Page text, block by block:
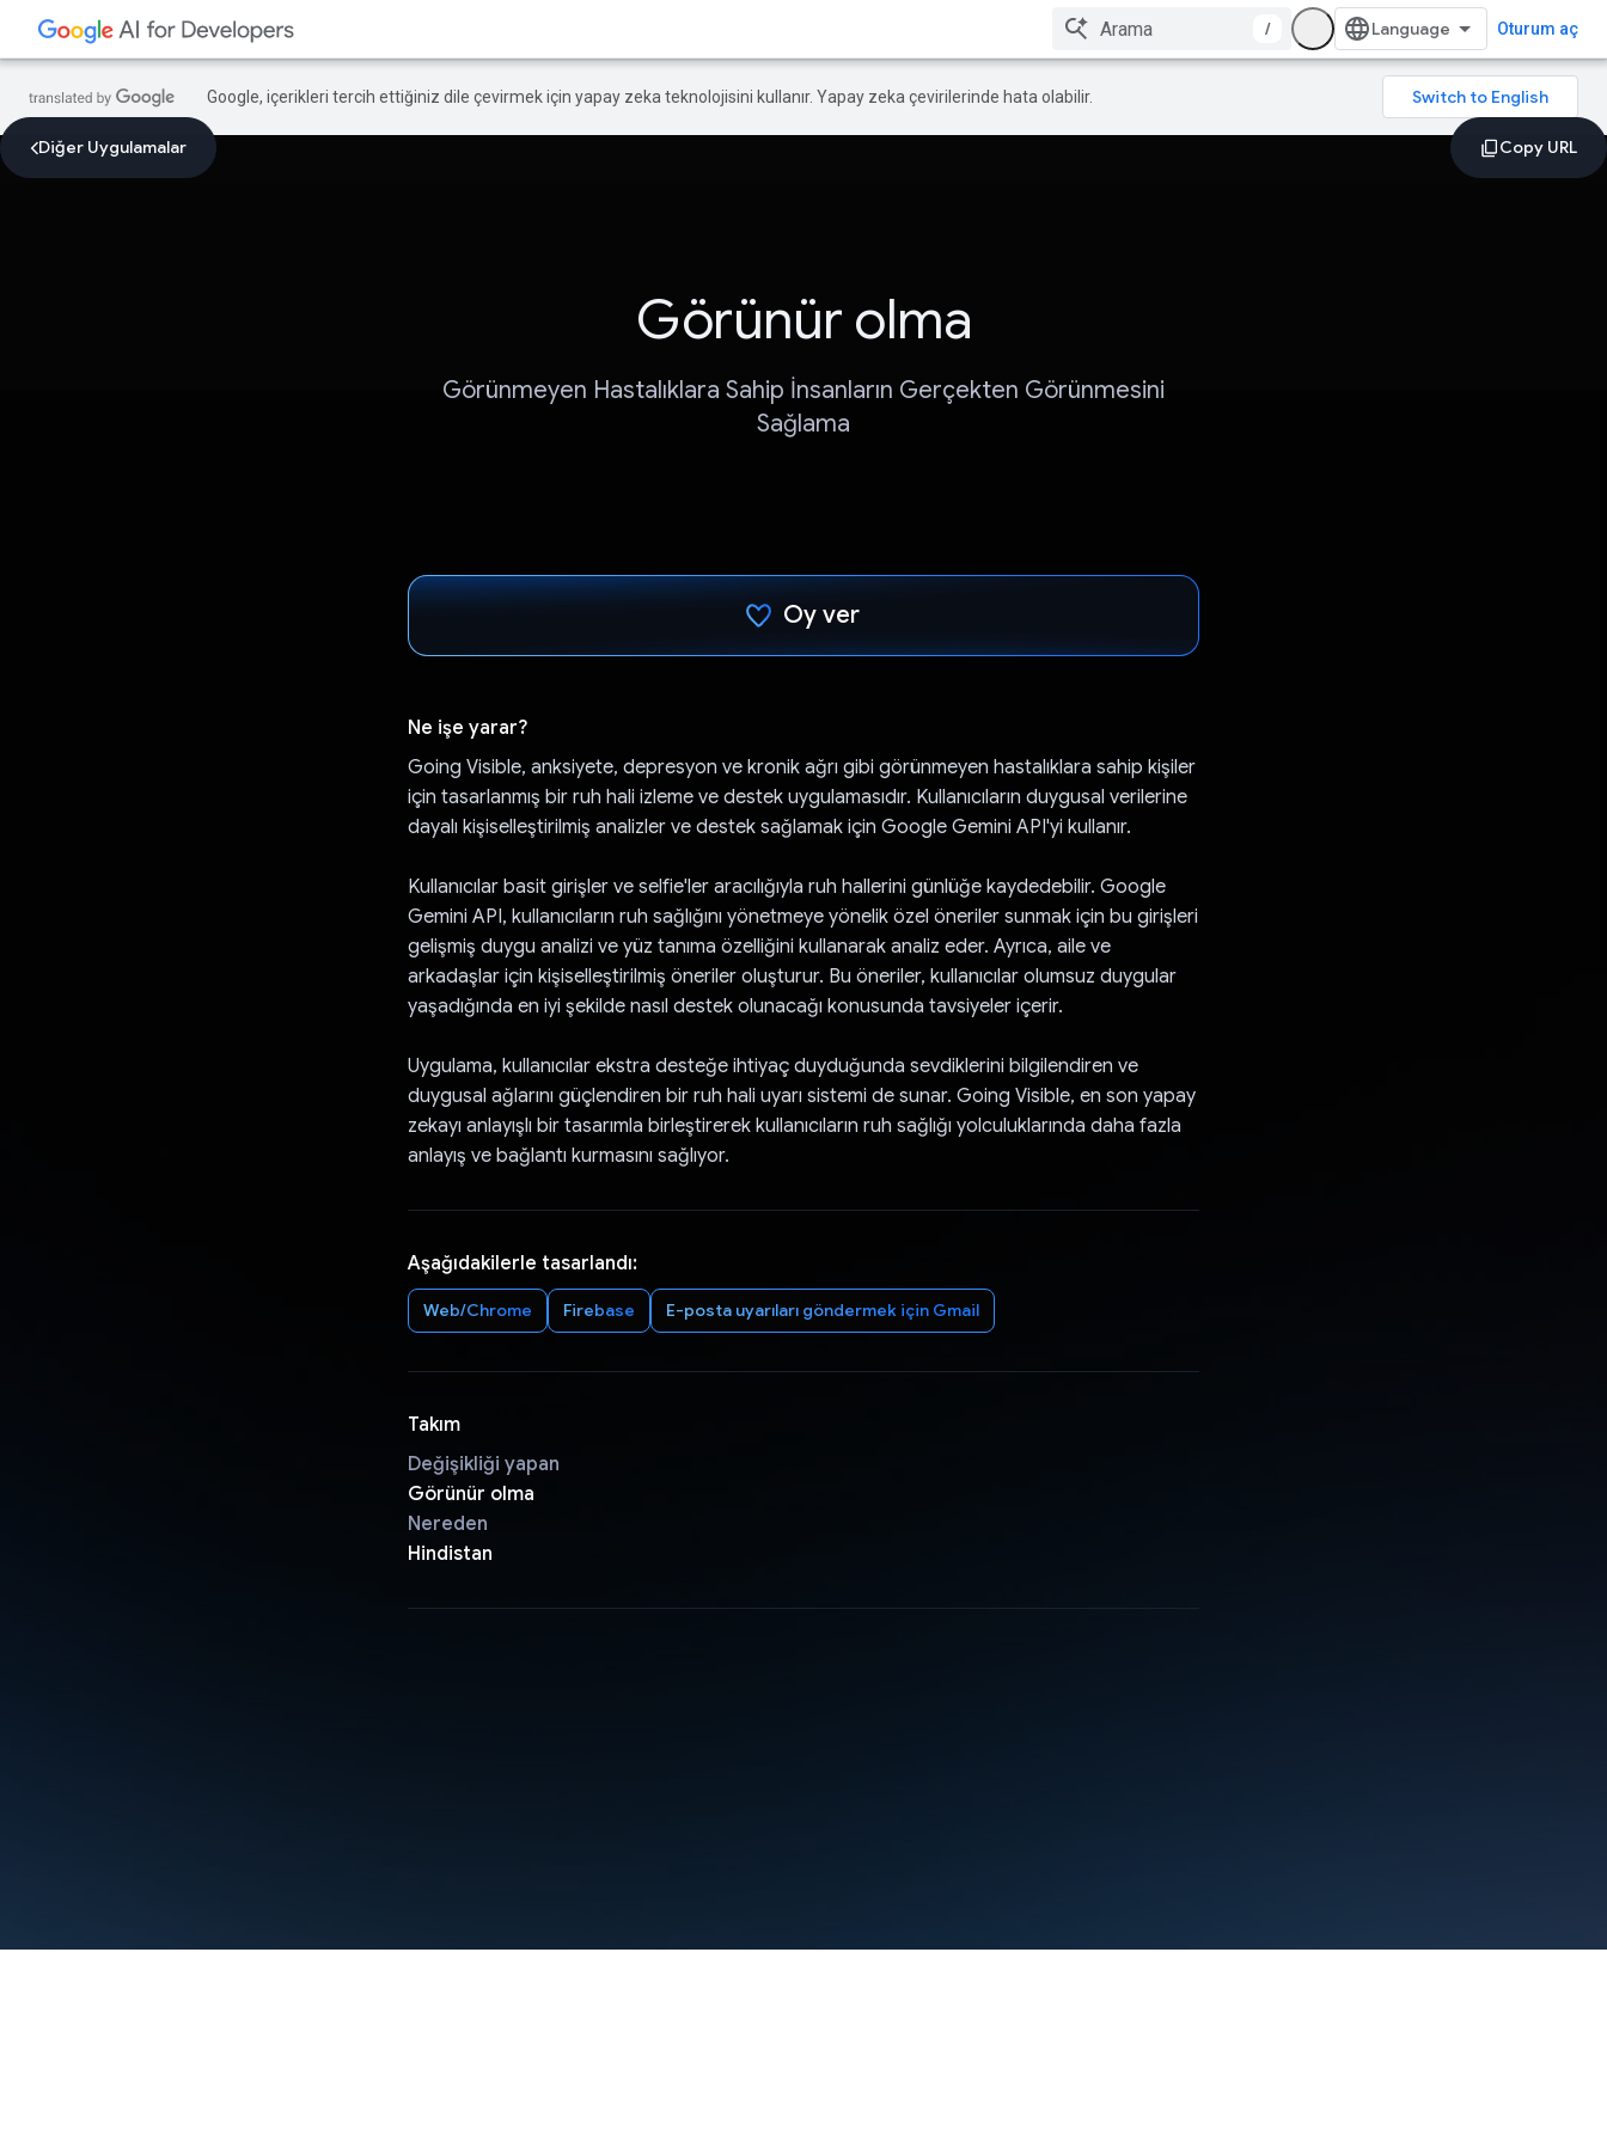
/ Oturum aç
Google, içerikleri tercih ettiğiniz dile çevirmek için yapay zeka teknolojisini kullanır. Yapay zeka çevirilerinde hata olabilir.
Diğer Uygulamalar
Görünür olma
Görünmeyen Hastalıklara Sahip İnsanların Gerçekten Görünmesini
Sağlama
Oy ver
Ne işe yarar?
Going Visible, anksiyete, depresyon ve kronik ağrı gibi görünmeyen hastalıklara sahip kişiler
için tasarlanmış bir ruh hali izleme ve destek uygulamasıdır. Kullanıcıların duygusal verilerine
dayalı kişiselleştirilmiş analizler ve destek sağlamak için Google Gemini API'yi kullanır.
Kullanıcılar basit girişler ve selfie'ler aracılığıyla ruh hallerini günlüğe kaydedebilir. Google
Gemini API, kullanıcıların ruh sağlığını yönetmeye yönelik özel öneriler sunmak için bu girişleri
gelişmiş duygu analizi ve yüz tanıma özelliğini kullanarak analiz eder. Ayrıca, aile ve
arkadaşlar için kişiselleştirilmiş öneriler oluşturur. Bu öneriler, kullanıcılar olumsuz duygular
yaşadığında en iyi şekilde nasıl destek olunacağı konusunda tavsiyeler içerir.
Uygulama, kullanıcılar ekstra desteğe ihtiyaç duyduğunda sevdiklerini bilgilendiren ve
duygusal ağlarını güçlendiren bir ruh hali uyarı sistemi de sunar. Going Visible, en son yapay
zekayı anlayışlı bir tasarımla birleştirerek kullanıcıların ruh sağlığı yolculuklarında daha fazla
anlayış ve bağlantı kurmasını sağlıyor.
Aşağıdakilerle tasarlandı:
Web/Chrome Firebase E-posta uyarıları göndermek için Gmail
Takım
Değişikliği yapan
Görünür olma
Nereden
Hindistan